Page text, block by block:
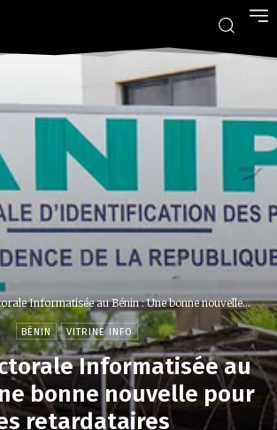
Informatisée au Bénin : Une bonne nouvelle...
BÉNIN VITRINE INFO
Informatisée au
bonne nouvelle pour
retardataires